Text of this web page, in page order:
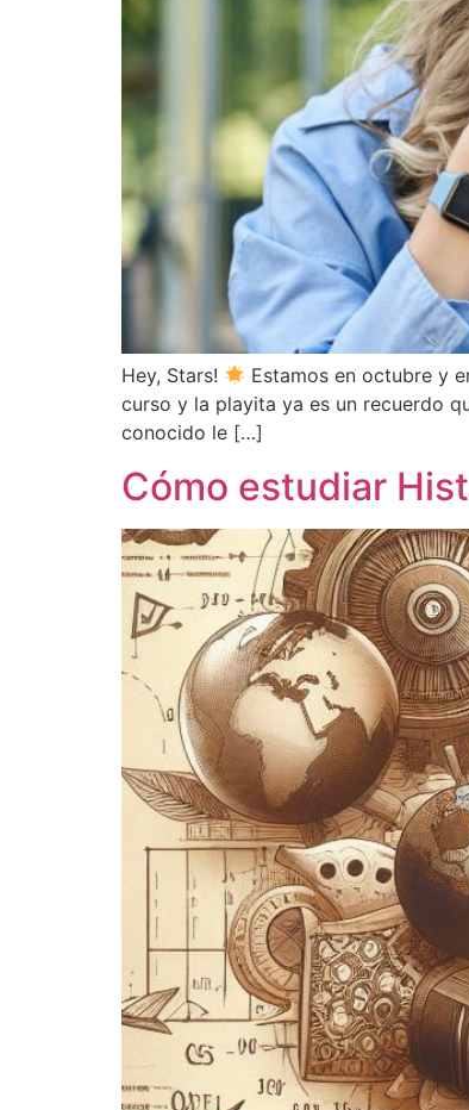
Hey, Stars!
Estamos en octubre y
curso y la playita ya es un recuerdo
conocido le […]
Cómo estudiar